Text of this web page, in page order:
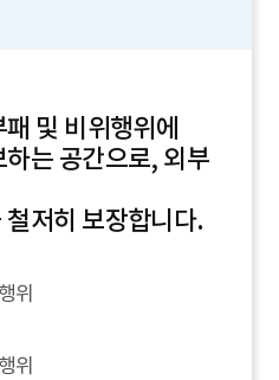
및 비위행위에
는 공간으로, 외부
저히 보장합니다.
위
위